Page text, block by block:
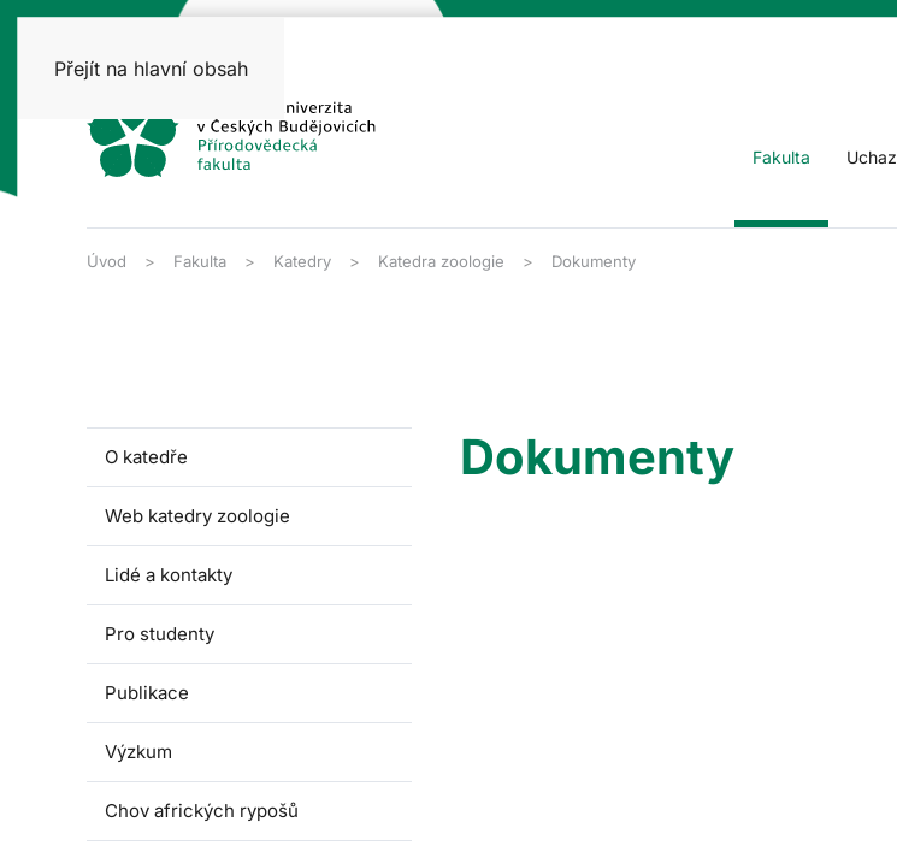
Přejít na hlavní obsah
Fakulta
Úvod Fakulta Katedry Katedra zoologie Dokumenty
zoologie
O katedře
Web katedry zoologie
Lidé a kontakty
Pro studenty
Publikace
Výzkum
Chov afrických rypošů
Dokumenty